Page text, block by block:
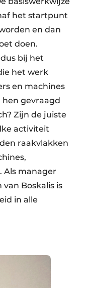
het startpunt
en dan
doen.
bij het
het werk
en machines
gevraagd
Zijn de juiste
activiteit
raakvlakken
Als manager
Boskalis is
in alle